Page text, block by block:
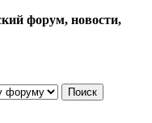
форум, новости,